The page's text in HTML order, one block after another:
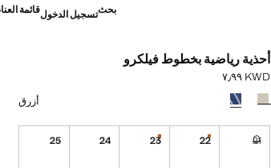
بحثتسجيل الدخولقائمة
أحذية رياضية بخطوط فيلكرو
السعر الحالي [KWD ٧٫٩٩ ]
KWD ٧٫٩٩
حدد اللون
أزرق
21
22
القطع الأخيرة!
23
القطع الأخيرة!
24
25